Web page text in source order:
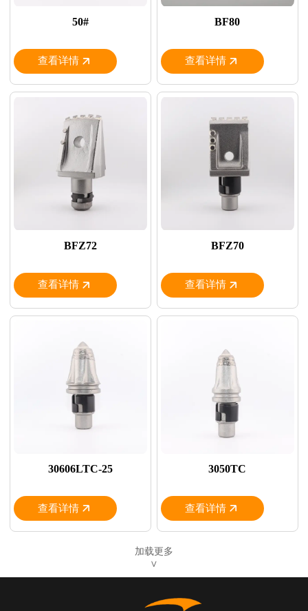
50#
查看详情
BF80
查看详情
BFZ72
查看详情
BFZ70
查看详情
30606LTC-25
查看详情
3050TC
查看详情
加载更多
∨